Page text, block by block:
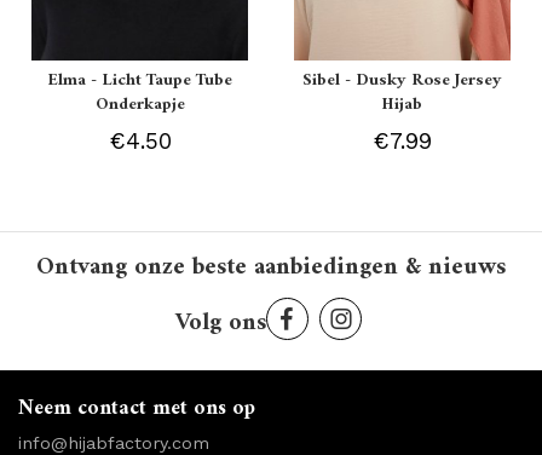
Elma - Licht Taupe Tube
Onderkapje
€4.50
Sibel - Dusky Rose Jersey
Hijab
€7.99
Ontvang onze beste aanbiedingen & nieuws
Volg ons
Neem contact met ons op
info@hijabfactory.com